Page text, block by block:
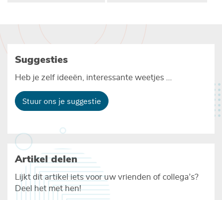
Suggesties
Heb je zelf ideeën, interessante weetjes ...
Stuur ons je suggestie
Artikel delen
Lijkt dit artikel iets voor uw vrienden of collega’s?
Deel het met hen!